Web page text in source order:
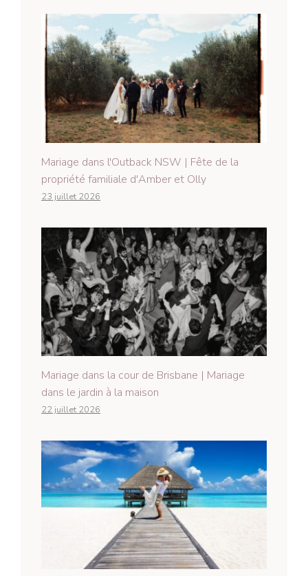
Mariage dans l'Outback NSW | Fête de la
propriété familiale d'Amber et Olly
23 juillet 2026
Mariage dans la cour de Brisbane | Mariage
dans le jardin à la maison
22 juillet 2026